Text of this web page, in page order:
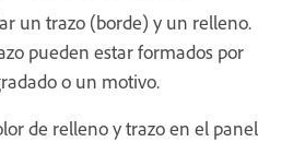
un trazo (borde) y un relleno.
pueden estar formados por
o un motivo.
de relleno y trazo en el panel